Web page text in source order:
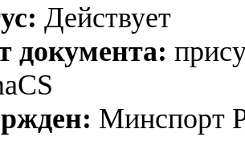
Действует
документа:
Минспорт